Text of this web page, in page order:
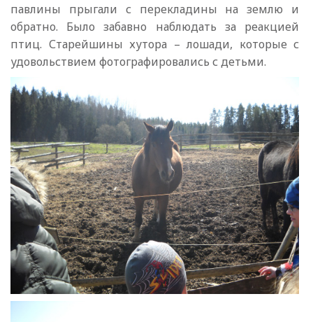
павлины прыгали с перекладины на землю и
обратно. Было забавно наблюдать за реакцией
птиц. Старейшины хутора – лошади, которые с
удовольствием фотографировались с детьми.